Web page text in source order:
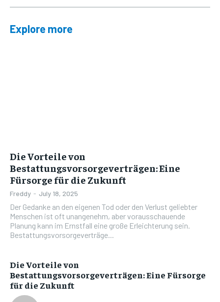
Explore more
Die Vorteile von
Bestattungsvorsorgeverträgen: Eine
Fürsorge für die Zukunft
Freddy - July 18, 2025
Der Gedanke an den eigenen Tod oder den Verlust geliebter
Menschen ist oft unangenehm, aber vorausschauende
Planung kann im Ernstfall eine große Erleichterung sein.
Bestattungsvorsorgeverträge...
Die Vorteile von
Bestattungsvorsorgeverträgen: Eine Fürsorge
für die Zukunft